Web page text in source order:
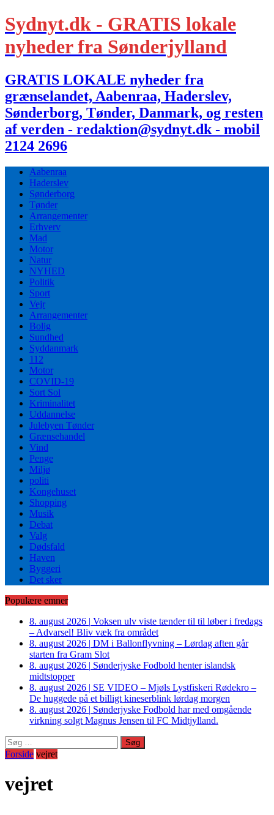
Sydnyt.dk - GRATIS lokale
nyheder fra Sønderjylland
GRATIS LOKALE nyheder fra
grænselandet, Aabenraa, Haderslev,
Sønderborg, Tønder, Danmark, og resten
af verden - redaktion@sydnyt.dk - mobil
2124 2696
Aabenraa
Haderslev
Sønderborg
Tønder
Arrangementer
Erhverv
Mad
Motor
Natur
NYHED
Politik
Sport
Vejr
Arrangementer
Bolig
Sundhed
Syddanmark
112
Motor
COVID-19
Sort Sol
Kriminalitet
Uddannelse
Julebyen Tønder
Grænsehandel
Vind
Penge
Miljø
politi
Kongehuset
Shopping
Musik
Debat
Valg
Dødsfald
Haven
Byggeri
Det sker
Populære emner
8. august 2026 | Voksen ulv viste tænder til til løber i fredags
– Advarsel! Bliv væk fra området
8. august 2026 | DM i Ballonflyvning – Lørdag aften går
starten fra Gram Slot
8. august 2026 | Sønderjyske Fodbold henter islandsk
midtstopper
8. august 2026 | SE VIDEO – Mjøls Lystfiskeri Rødekro –
De huggede på et billigt kineserblink lørdag morgen
8. august 2026 | Sønderjyske Fodbold har med omgående
virkning solgt Magnus Jensen til FC Midtjylland.
Søg
efter:
Forside vejret
vejret